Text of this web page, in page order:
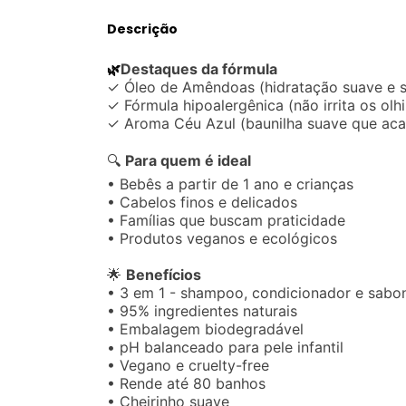
Descrição
🌿Destaques da fórmula
✓ Óleo de Amêndoas (hidratação suave e
✓ Fórmula hipoalergênica (não irrita os
✓ Aroma Céu Azul (baunilha suave que
🔍 Para quem é ideal
• Bebês a partir de 1 ano e crianças
• Cabelos finos e delicados
• Famílias que buscam praticidade
• Produtos veganos e ecológicos
🌟 Benefícios
• 3 em 1 - shampoo, condicionador e
• 95% ingredientes naturais
• Embalagem biodegradável
• pH balanceado para pele infantil
• Vegano e cruelty-free
• Rende até 80 banhos
• Cheirinho suave